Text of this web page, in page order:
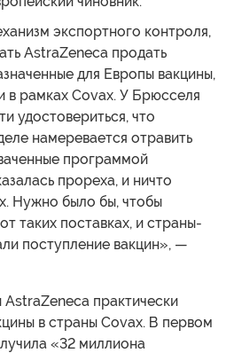
экспортного контроля,
AstraZeneca продать
для Европы вакцины,
в рамках Covax. У Брюсселя
удостовериться, что
намеревается отравить
программой
прореха, и ничто
Нужно было бы, чтобы
таких поставках, и страны-
поступление вакцин», —
практически
в страны Covax. В первом
«32 миллиона